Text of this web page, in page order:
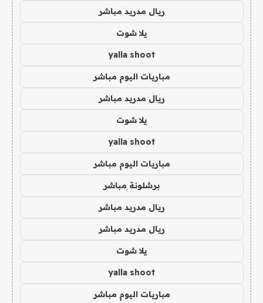
ريال مدريد مباشر
يلا شوت
yalla shoot
مباريات اليوم مباشر
ريال مدريد مباشر
يلا شوت
yalla shoot
مباريات اليوم مباشر
برشلونة مباشر
ريال مدريد مباشر
ريال مدريد مباشر
يلا شوت
yalla shoot
مباريات اليوم مباشر